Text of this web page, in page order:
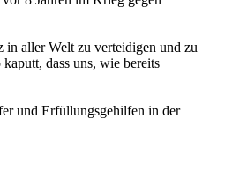
aller Welt zu verteidigen und zu
dass uns, wie bereits
und Erfüllungsgehilfen in der